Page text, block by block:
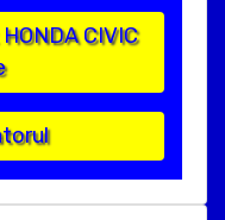
CIVIC